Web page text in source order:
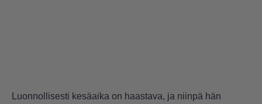
Luonnollisesti kesäaika on haastava, ja niinpä hän